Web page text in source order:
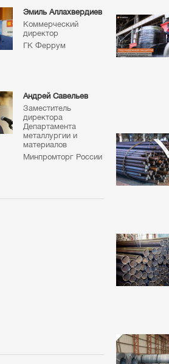
Эмиль Аллахвердиев
Коммерческий
директор
ГК Феррум
Андрей Савельев
Заместитель
директора
Департамента
металлургии и
материалов
Минпромторг России